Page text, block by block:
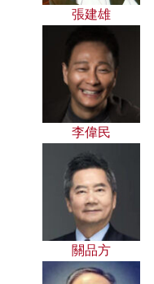
張建雄
李偉民
關品方